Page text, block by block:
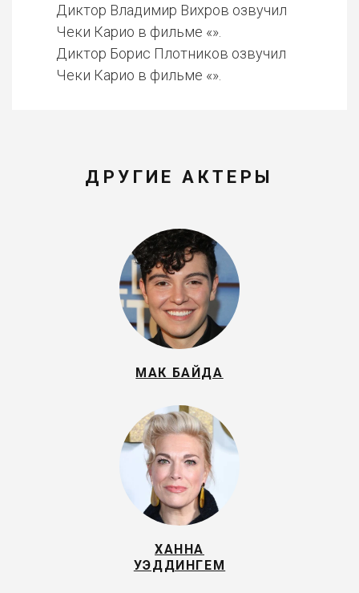
Диктор Владимир Вихров озвучил
Чеки Карио в фильме «».
Диктор Борис Плотников озвучил
Чеки Карио в фильме «».
ДРУГИЕ АКТЕРЫ
МАК БАЙДА
ХАННА
УЭДДИНГЕМ